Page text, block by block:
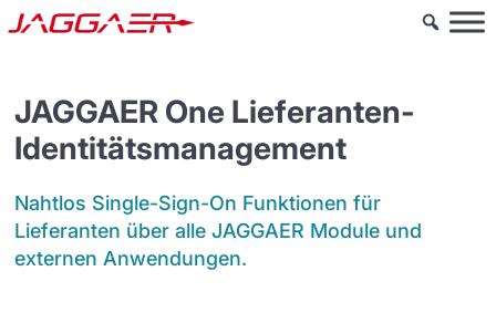
JAGGAER One Lieferanten-
Identitätsmanagement
Nahtlos Single-Sign-On Funktionen für
Lieferanten über alle JAGGAER Module und
externen Anwendungen.